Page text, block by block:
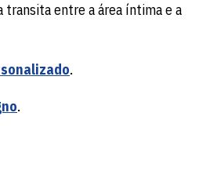
transita entre a área íntima e a
.
.